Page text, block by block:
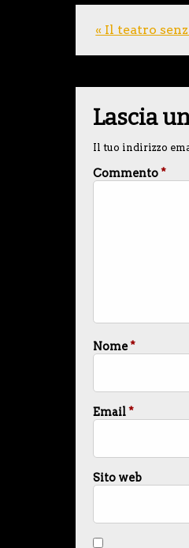
« Il teatro
Lascia
Il tuo indirizzo
Commento*
Nome*
Email*
Sito web